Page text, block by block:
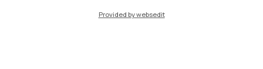
Provided by websedit